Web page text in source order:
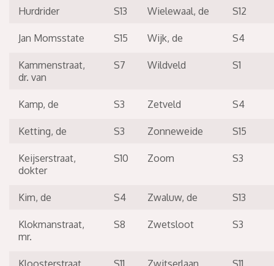
Hurdrider S13 Wielewaal, de S12
Jan Momsstate S15 Wijk, de S4
Kammenstraat,
dr. van
S7 Wildveld S1
Kamp, de S3 Zetveld S4
Ketting, de S3 Zonneweide S15
Keijserstraat,
dokter
S10 Zoom S3
Kim, de S4 Zwaluw, de S13
Klokmanstraat,
mr.
S8 Zwetsloot S3
Kloosterstraat S11 Zwitserlaan S11